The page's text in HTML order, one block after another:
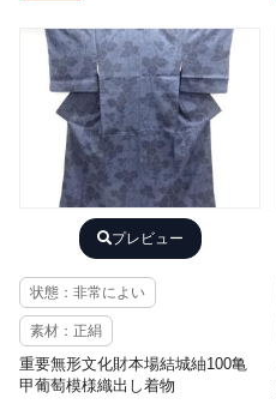
プレビュー
状態：非常によい
素材：正絹
重要無形文化財本場結城紬100亀
甲葡萄模様織出し着物